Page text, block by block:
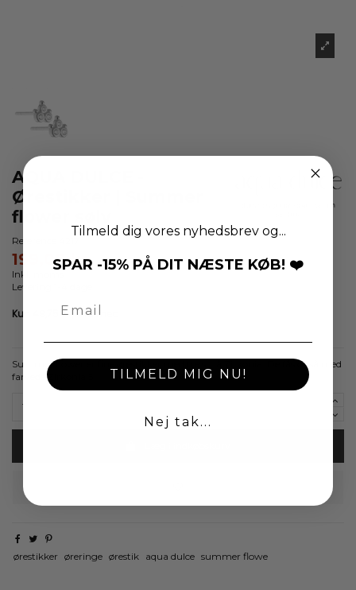
AQUA DULCE -
Ørestikker | Summer
flower sølv
Reference
199,00 kr.
Inkl. moms
Levering 1-4 dage
Summer flower er fine ørestikker med tre små Zirkonia. De fås også med
farvede Zirkonia.5
ørestikker øreringe ørestik aqua dulce summer flowe
Tilmeld dig vores nyhedsbrev og...
SPAR -15% PÅ DIT NÆSTE KØB! ❤️
TILMELD MIG NU!
Nej tak...